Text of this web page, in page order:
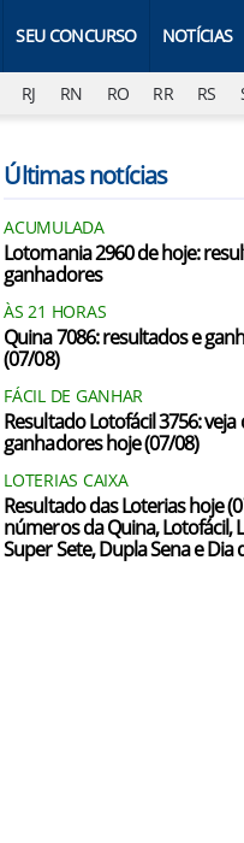
SEU CONCURSO NOTÍCIAS
RJ RN RO RR RS
Últimas notícias
ACUMULADA
Lotomania 2960 de hoje:
ganhadores
ÀS 21 HORAS
Quina 7086: resultados e
(07/08)
FÁCIL DE GANHAR
Resultado Lotofácil 3756: veja
ganhadores hoje (07/08)
LOTERIAS CAIXA
Resultado das Loterias hoje
números da Quina, Lotofácil,
Super Sete, Dupla Sena e Dia